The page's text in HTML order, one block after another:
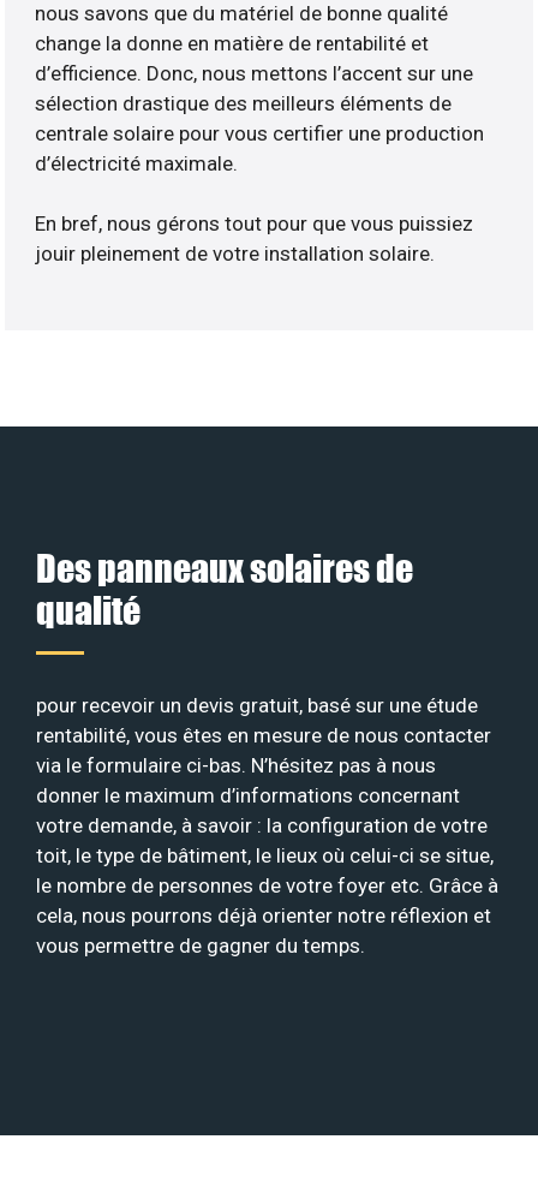
nous savons que du matériel de bonne qualité
change la donne en matière de rentabilité et
d’efficience. Donc, nous mettons l’accent sur une
sélection drastique des meilleurs éléments de
centrale solaire pour vous certifier une production
d’électricité maximale.
En bref, nous gérons tout pour que vous puissiez
jouir pleinement de votre installation solaire.
Des panneaux solaires de
qualité
pour recevoir un devis gratuit, basé sur une étude
rentabilité, vous êtes en mesure de nous contacter
via le formulaire ci-bas. N’hésitez pas à nous
donner le maximum d’informations concernant
votre demande, à savoir : la configuration de votre
toit, le type de bâtiment, le lieux où celui-ci se situe,
le nombre de personnes de votre foyer etc. Grâce à
cela, nous pourrons déjà orienter notre réflexion et
vous permettre de gagner du temps.